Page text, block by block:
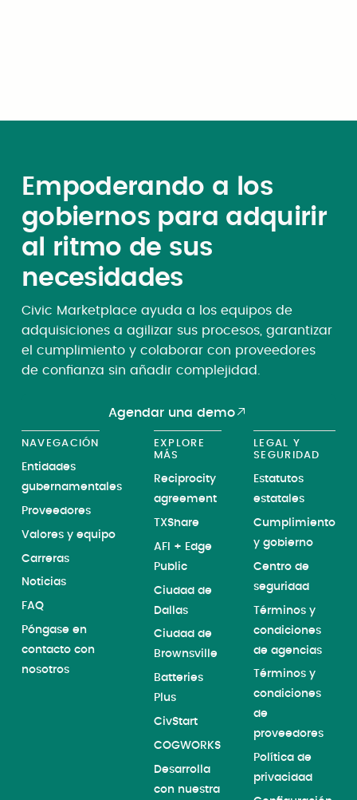
Empoderando a los
gobiernos para adquirir
al ritmo de sus
necesidades
Civic Marketplace ayuda a los equipos de
adquisiciones a agilizar sus procesos, garantizar
el cumplimiento y colaborar con proveedores
de confianza sin añadir complejidad.
Agendar una demo
NAVEGACIÓN
Entidades
gubernamentales
Proveedores
Valores y equipo
Carreras
Noticias
FAQ
Póngase en
contacto con
nosotros
EXPLORE
MÁS
Reciprocity
agreement
TXShare
AFI + Edge
Public
Ciudad de
Dallas
Ciudad de
Brownsville
Batteries
Plus
CivStart
COGWORKS
Desarrolla
con nuestra
LEGAL Y
SEGURIDAD
Estatutos
estatales
Cumplimiento
y gobierno
Centro de
seguridad
Términos y
condiciones
de agencias
Términos y
condiciones
de
proveedores
Política de
privacidad